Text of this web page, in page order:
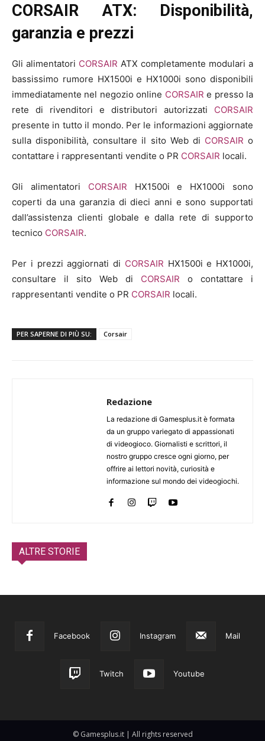
CORSAIR ATX: Disponibilità,
garanzia e prezzi
Gli alimentatori CORSAIR ATX completamente modulari a
bassissimo rumore HX1500i e HX1000i sono disponibili
immediatamente nel negozio online CORSAIR e presso la
rete di rivenditori e distributori autorizzati CORSAIR
presente in tutto il mondo. Per le informazioni aggiornate
sulla disponibilità, consultare il sito Web di CORSAIR o
contattare i rappresentanti vendite o PR CORSAIR locali.
Gli alimentatori CORSAIR HX1500i e HX1000i sono
coperti da una garanzia di dieci anni e sono supportati
dall’assistenza clienti globale e dalla rete di supporto
tecnico CORSAIR.
Per i prezzi aggiornati di CORSAIR HX1500i e HX1000i,
consultare il sito Web di CORSAIR o contattare i
rappresentanti vendite o PR CORSAIR locali.
PER SAPERNE DI PIÙ SU: Corsair
Redazione
La redazione di Gamesplus.it è formata
da un gruppo variegato di appassionati
di videogioco. Giornalisti e scrittori, il
nostro gruppo cresce ogni giorno, per
offrire ai lettori novità, curiosità e
informazione sul mondo dei videogiochi.
ALTRE STORIE
Facebook Instagram Mail
Twitch Youtube
© Gamesplus.it | All rights reserved